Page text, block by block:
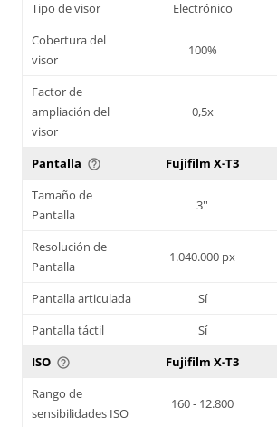
Tipo de visor
Electrónico
Cobertura del
visor
100%
Factor de
ampliación del
visor
0,5x
Pantalla help_outline Fujifilm X-T3
Tamaño de
Pantalla
3''
Resolución de
Pantalla
1.040.000 px
Pantalla articulada Sí
Pantalla táctil
Sí
ISO help_outline Fujifilm X-T3
Rango de
sensibilidades ISO
160 - 12.800